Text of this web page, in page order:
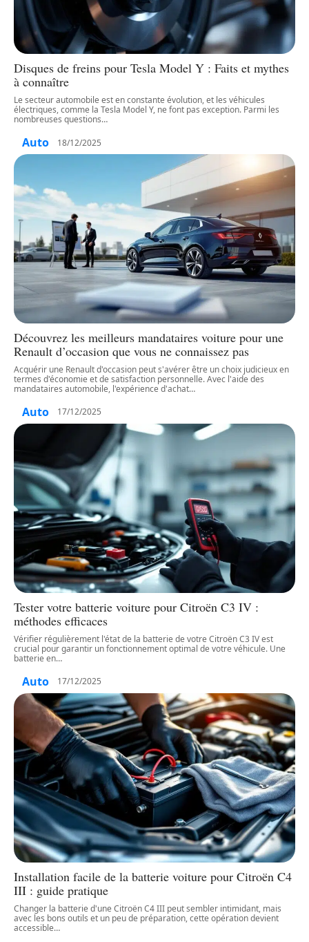
Disques de freins pour Tesla Model Y : Faits et mythes
à connaître
Le secteur automobile est en constante évolution, et les véhicules
électriques, comme la Tesla Model Y, ne font pas exception. Parmi les
nombreuses questions…
Auto 18/12/2025
Découvrez les meilleurs mandataires voiture pour une
Renault d’occasion que vous ne connaissez pas
Acquérir une Renault d'occasion peut s'avérer être un choix judicieux en
termes d'économie et de satisfaction personnelle. Avec l'aide des
mandataires automobile, l'expérience d'achat…
Auto 17/12/2025
Tester votre batterie voiture pour Citroën C3 IV :
méthodes efficaces
Vérifier régulièrement l'état de la batterie de votre Citroën C3 IV est
crucial pour garantir un fonctionnement optimal de votre véhicule. Une
batterie en…
Auto 17/12/2025
Installation facile de la batterie voiture pour Citroën C4
III : guide pratique
Changer la batterie d'une Citroën C4 III peut sembler intimidant, mais
avec les bons outils et un peu de préparation, cette opération devient
accessible…